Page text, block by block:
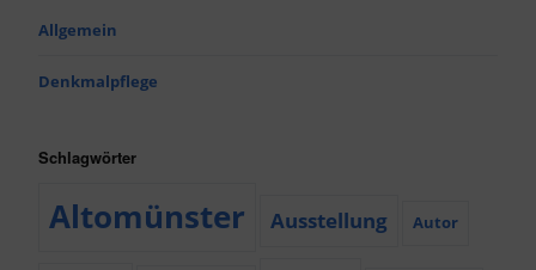
Allgemein
Denkmalpflege
Schlagwörter
Altomünster Ausstellung Autor